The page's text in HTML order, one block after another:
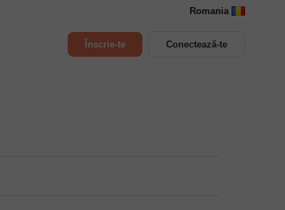
Romania
Înscrie-te Conectează-te